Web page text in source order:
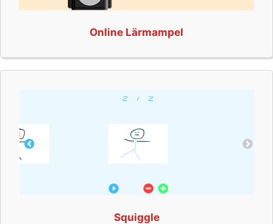
Online Lärmampel
Squiggle